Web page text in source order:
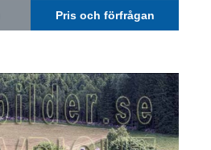
Pris och förfrågan